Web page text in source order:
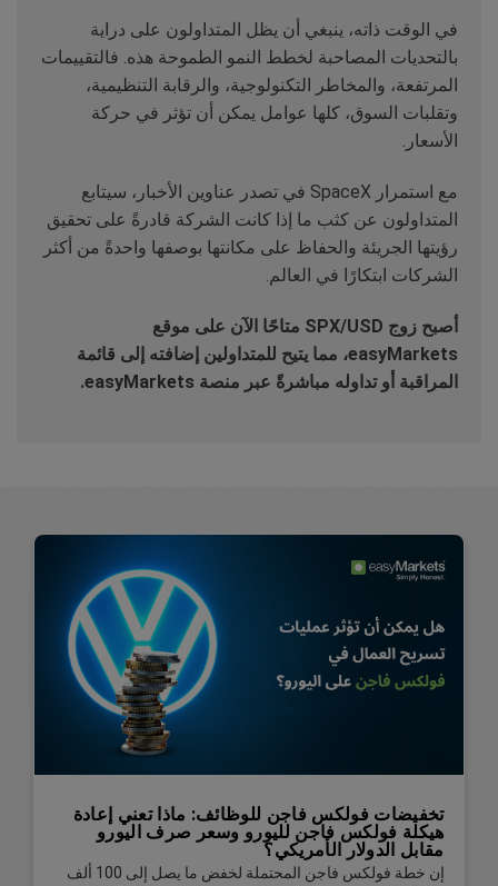
في الوقت ذاته، ينبغي أن يظل المتداولون على دراية
بالتحديات المصاحبة لخطط النمو الطموحة هذه. فالتقييمات
المرتفعة، والمخاطر التكنولوجية، والرقابة التنظيمية،
وتقلبات السوق، كلها عوامل يمكن أن تؤثر في حركة
الأسعار.
مع استمرار SpaceX في تصدر عناوين الأخبار، سيتابع
المتداولون عن كثب ما إذا كانت الشركة قادرةً على تحقيق
رؤيتها الجريئة والحفاظ على مكانتها بوصفها واحدةً من أكثر
الشركات ابتكارًا في العالم.
أصبح زوج SPX/USD متاحًا الآن على موقع
easyMarkets، مما يتيح للمتداولين إضافته إلى قائمة
المراقبة أو تداوله مباشرةً عبر منصة easyMarkets.
تخفيضات فولكس فاجن للوظائف: ماذا تعني إعادة
هيكلة فولكس فاجن لليورو وسعر صرف اليورو
مقابل الدولار الأمريكي؟
إن خطة فولكس فاجن المحتملة لخفض ما يصل إلى 100 ألف